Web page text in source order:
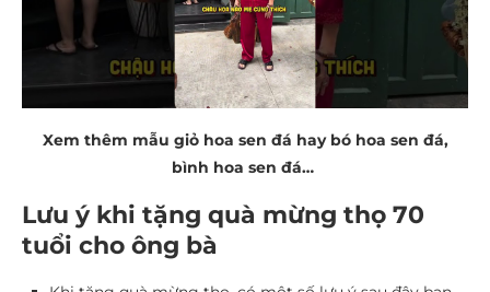
Xem thêm mẫu giỏ hoa sen đá hay bó hoa sen đá,
bình hoa sen đá…
Lưu ý khi tặng quà mừng thọ 70
tuổi cho ông bà